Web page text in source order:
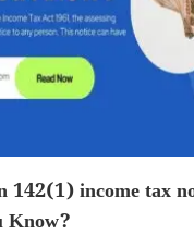
142(1) income tax
Know?